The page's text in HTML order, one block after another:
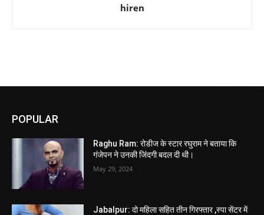
hiren
POPULAR
Raghu Ram: रोडीज के स्टार रघुराम ने बताया कि
गंजेपन ने उनकी जिंदगी बदल दी थी।
May 29, 2024
Jabalpur: दो महिला सहित तीन गिरफ्तार ,स्पा सेंटर में